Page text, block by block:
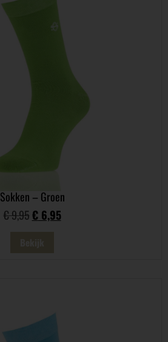
Sokken – Groen
€9,95€6,95